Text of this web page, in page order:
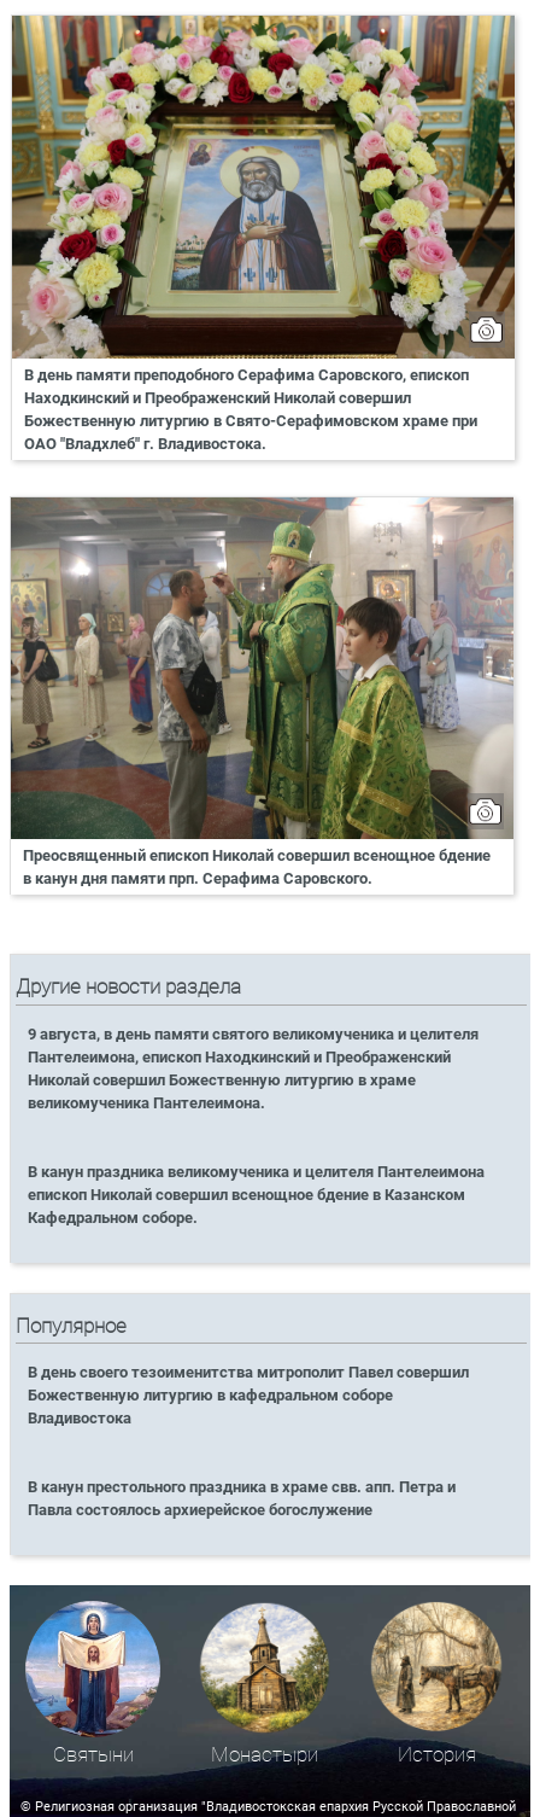
В день памяти преподобного Серафима Саровского, епископ
Находкинский и Преображенский Николай совершил
Божественную литургию в Свято-Серафимовском храме при
ОАО "Владхлеб" г. Владивостока.
Преосвященный епископ Николай совершил всенощное бдение
в канун дня памяти прп. Серафима Саровского.
Другие новости раздела
9 августа, в день памяти святого великомученика и целителя
Пантелеимона, епископ Находкинский и Преображенский
Николай совершил Божественную литургию в храме
великомученика Пантелеимона.
В канун праздника великомученика и целителя Пантелеимона
епископ Николай совершил всенощное бдение в Казанском
Кафедральном соборе.
Популярное
В день своего тезоименитства митрополит Павел совершил
Божественную литургию в кафедральном соборе
Владивостока
В канун престольного праздника в храме свв. апп. Петра и
Павла состоялось архиерейское богослужение
Святыни Монастыри История
© Религиозная организация "Владивостокская епархия Русской Православной